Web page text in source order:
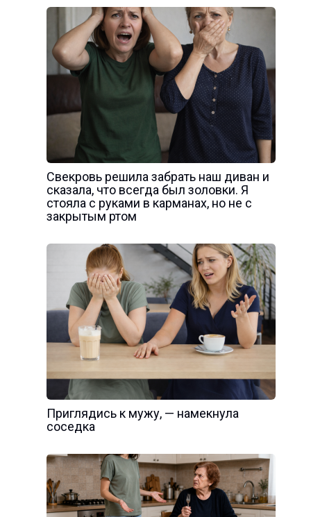
Свекровь решила забрать наш диван и
сказала, что всегда был золовки. Я
стояла с руками в карманах, но не с
закрытым ртом
Приглядись к мужу, — намекнула
соседка